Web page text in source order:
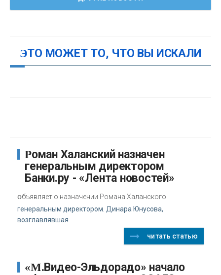
ЭТО МОЖЕТ ТО, ЧТО ВЫ ИСКАЛИ
Роман Халанский назначен
генеральным директором
Банки.ру - «Лента новостей»
объявляет о назначении Романа Халанского
генеральным директором. Динара Юнусова,
возглавлявшая
читать статью
«М.Видео-Эльдорадо» начало